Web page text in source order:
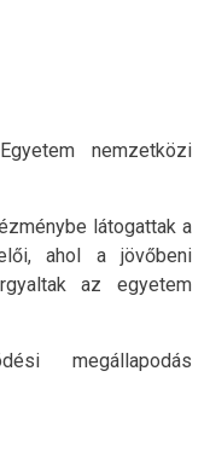
nemzetközi
látogattak a
ahol a jövőbeni
az egyetem
megállapodás